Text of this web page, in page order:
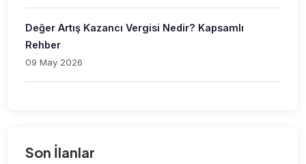
Değer Artış Kazancı Vergisi Nedir? Kapsamlı
Rehber
09 May 2026
Son İlanlar